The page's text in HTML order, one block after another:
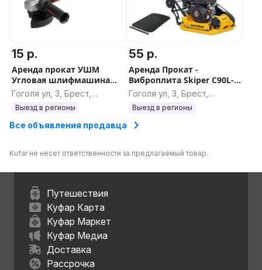
15 р.
Аренда прокат УШМ
Угловая шлифмашина
Болгарка Wortex AG 1211-
Гоголя ул, 3, Брест,
Брестская область
Выезд в регионы
55 р.
Аренда Прокат -
Виброплита Skiper C90L-
WM 90кг
Гоголя ул, 3, Брест,
Брестская область
Выезд в регионы
Все объявления продавца
Kufar не несет ответственности за предлагаемый товар.
Путешествия
Куфар Карта
Куфар Маркет
Куфар Медиа
Доставка
Рассрочка